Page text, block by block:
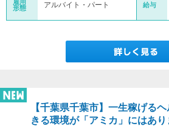
雇用
形態
アルバイト・パート 給与
【千葉県千葉市】一生稼げる
きる環境が「アミカ」にはあ